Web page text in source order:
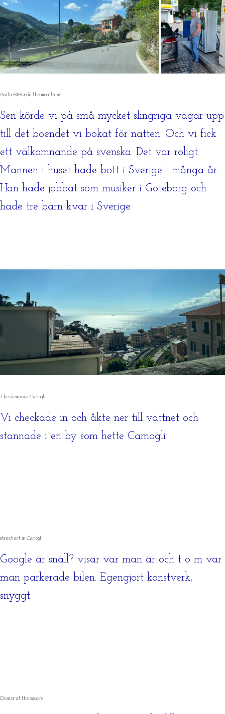
Anita B&B up in the mountains
Sen körde vi på små mycket slingriga vägar upp
till det boendet vi bokat för natten. Och vi fick
ett välkomnande på svenska. Det var roligt.
Mannen i huset hade bott i Sverige i många år.
Han hade jobbat som musiker i Göteborg och
hade tre barn kvar i Sverige.
The view over Camogli
Vi checkade in och åkte ner till vattnet och
stannade i en by som hette Camogli
street art in Camogli
Google är snäll? visar var man är och t o m var
man parkerade bilen. Egengjort konstverk,
snyggt
Dinner at the square